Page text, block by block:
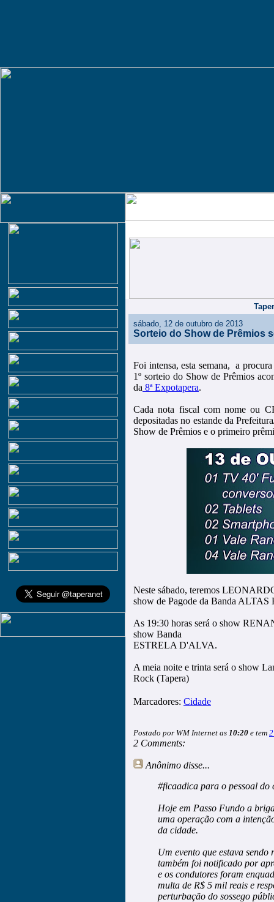
sábado, 12 de outubro de 2013
Sorteio do Show de Prêmios
Foi intensa, esta semana, a
1º sorteio do Show de Prêmios
da 8ª Expotapera.
Cada nota fiscal com nome ou
depositadas no estande da
Show de Prêmios e o primeiro
Neste sábado, teremos
show de Pagode da Banda ALTAS
As 19:30 horas será o show
show Banda
ESTRELA D'ALVA.
A meia noite e trinta será o show
Rock (Tapera)
Marcadores: Cidade
Postado por WM Internet as 10:20 e tem
2 Comments:
Anônimo disse...
#ficaadica para o pessoal do
Hoje em Passo Fundo a
uma operação com a
da cidade.
Um evento que estava
também foi notificado por
e os condutores foram
multa de R$ 5 mil reais e
perturbação do sossego